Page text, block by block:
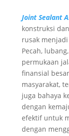
Joint Sealant
konstruksi
rusak
Pecah,
permukaan
finansial
masyarakat,
juga bahaya
dengan
efektif untuk
dengan